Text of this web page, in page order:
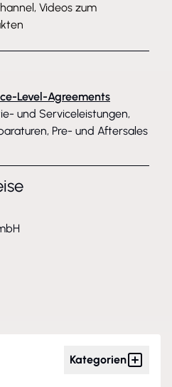
Videos zum
Level-Agreements
und Serviceleistungen,
Pre- und Aftersales
Kategorien